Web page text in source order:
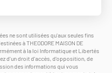
ne sont utilisées qu'aux seules fins
à THEODORE MAISON DE
à la loi Informatique et Libertés
d'un droit d'accès, d'opposition, de
des informations qui vous